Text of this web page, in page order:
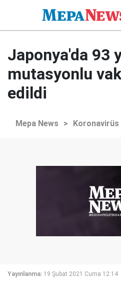
Japonya'da 93
mutasyonlu
edildi
Mepa News > Koronavirüs
Yayınlanma: 19 Şubat 2021 Cuma 12:14